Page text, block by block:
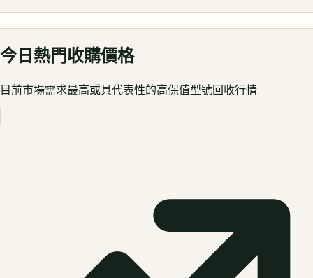
今日熱門收購價格
目前市場需求最高或具代表性的高保值型號回收行情